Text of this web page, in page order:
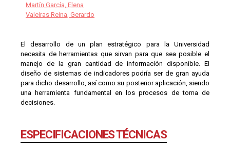
Martín García, Elena
Valeiras Reina, Gerardo
El desarrollo de un plan estratégico para la Universidad
necesita de herramientas que sirvan para que sea posible el
manejo de la gran cantidad de información disponible. El
diseño de sistemas de indicadores podría ser de gran ayuda
para dicho desarrollo, así como su posterior aplicación, siendo
una herramienta fundamental en los procesos de toma de
decisiones.
ESPECIFICACIONES TÉCNICAS